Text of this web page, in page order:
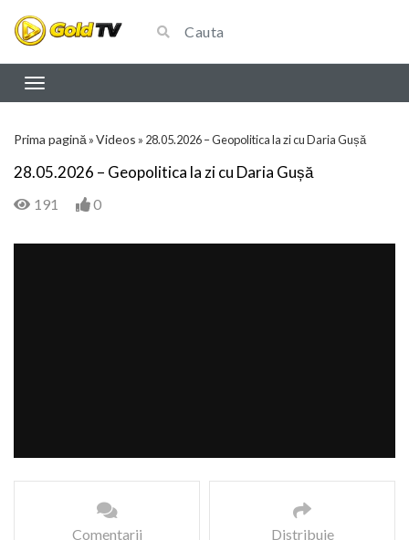
Prima pagină »Videos » 28.05.2026 – Geopolitica la zi cu Daria Gușă
28.05.2026 – Geopolitica la zi cu Daria Gușă
191 0
Comentarii Distribuie